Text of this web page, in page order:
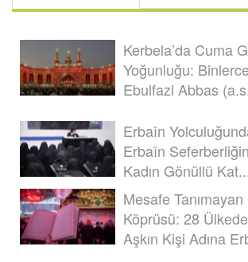
Kerbela’da Cuma
Yoğunluğu:
Ebulfazl Abbas
Erbaîn
Erbaîn
Kadın Gönüllü
Mesafe
Köprüsü: 28
Aşkın Kişi Adına